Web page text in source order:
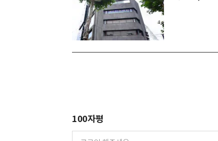
100자평